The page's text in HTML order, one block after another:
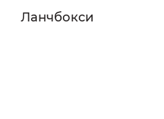
Ланчбокси